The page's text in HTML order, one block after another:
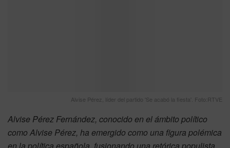
Alvise Pérez, líder del partido 'Se acabó la fiesta'. Foto:RTVE
Alvise Pérez Fernández, conocido en el ámbito político
como Alvise Pérez, ha emergido como una figura polémica